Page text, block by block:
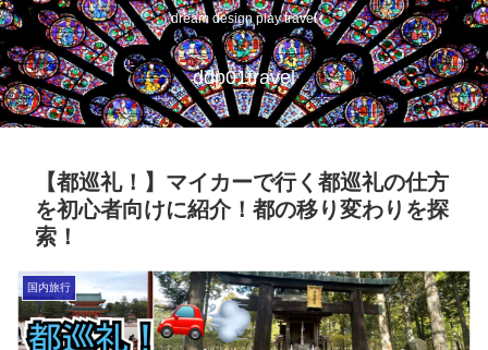
dream design play travel
ddp01travel
【都巡礼！】マイカーで行く都巡礼の仕方
を初心者向けに紹介！都の移り変わりを探
索！
国内旅行